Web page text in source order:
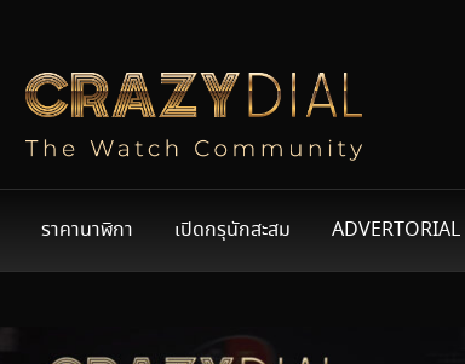
ราคานาฬิกา เปิดกรุนักสะสม ADVERTORIAL